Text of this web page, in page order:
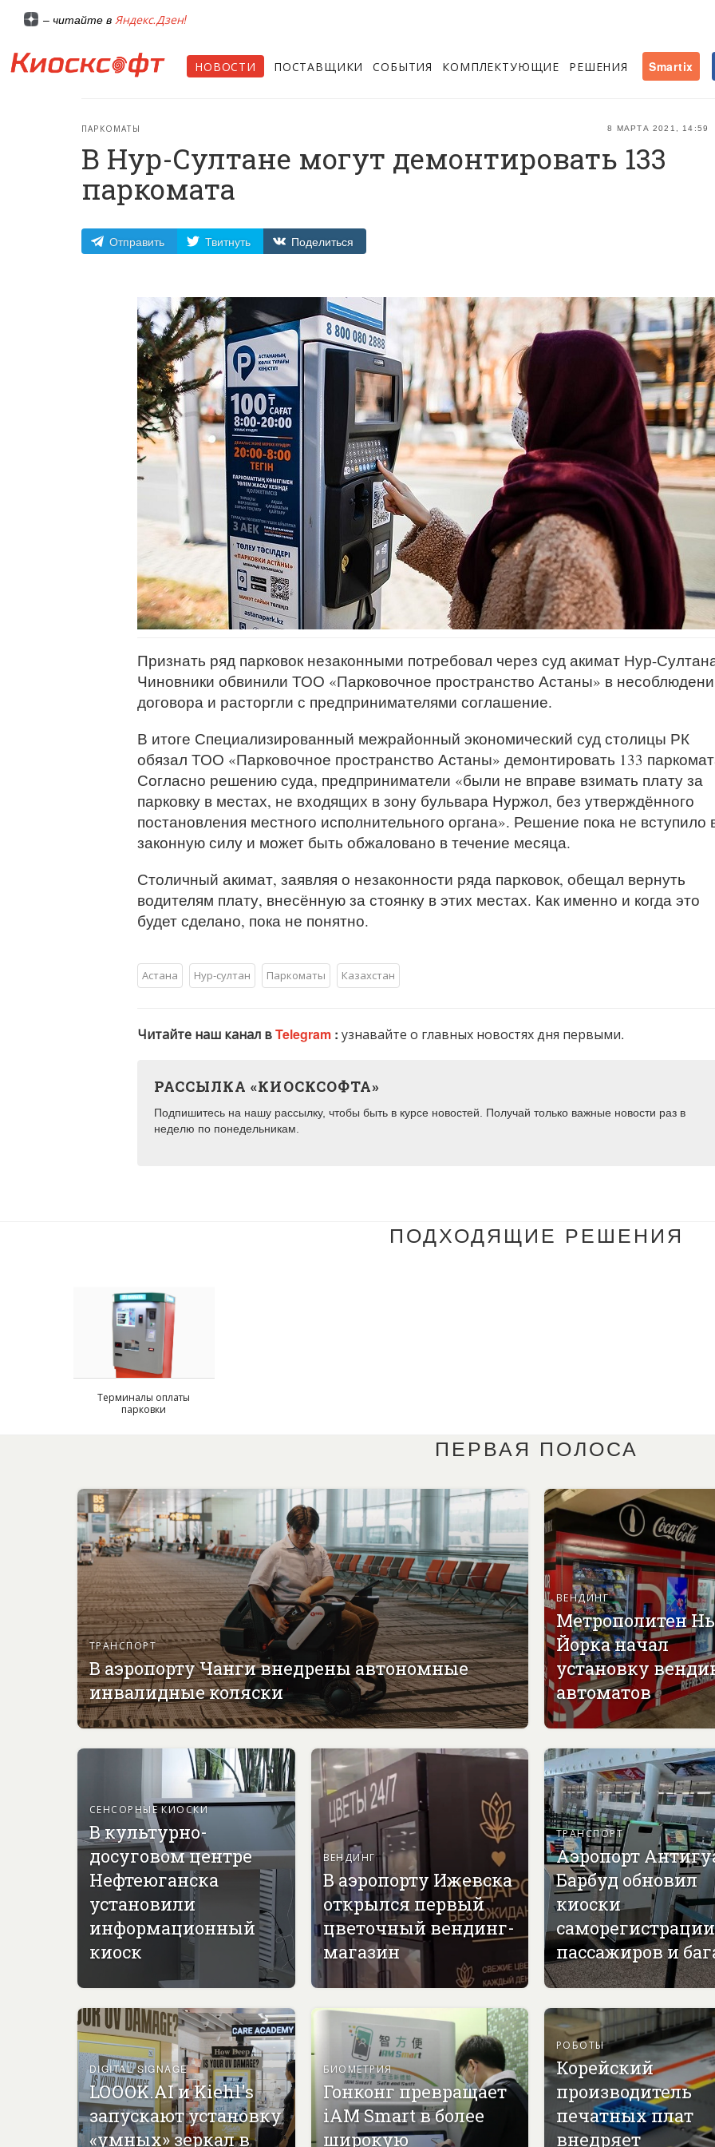
– читайте в Яндекс.Дзен!
НОВОСТИ ПОСТАВЩИКИ СОБЫТИЯ КОМПЛЕКТУЮЩИЕ РЕШЕНИЯ Smartix
8 МАРТА 2021, 14:59
ПАРКОМАТЫ
В Нур-Султане могут демонтировать 133
паркомата
Отправить Твитнуть Поделиться
Признать ряд парковок незаконными потребовал через суд акимат Нур-
Чиновники обвинили ТОО «Парковочное пространство Астаны» в
договора и расторгли с предпринимателями соглашение.
В итоге Специализированный межрайонный экономический суд столицы РК
обязал ТОО «Парковочное пространство Астаны» демонтировать 133
Согласно решению суда, предприниматели «были не вправе взимать плату за
парковку в местах, не входящих в зону бульвара Нуржол, без утверждённого
постановления местного исполнительного органа». Решение пока не вступило
законную силу и может быть обжаловано в течение месяца.
Столичный акимат, заявляя о незаконности ряда парковок, обещал вернуть
водителям плату, внесённую за стоянку в этих местах. Как именно и когда это
будет сделано, пока не понятно.
Астана Нур-султан Паркоматы Казахстан
Читайте наш канал вTelegram : узнавайте о главных новостях дня первыми.
РАССЫЛКА «КИОСКСОФТА»
Подпишитесь на нашу рассылку, чтобы быть в курсе новостей. Получай только важные новости раз в
неделю по понедельникам.
ПОДХОДЯЩИЕ РЕШЕНИЯ
Терминалы оплаты
парковки
ПЕРВАЯ ПОЛОСА
ТРАНСПОРТ
В аэропорту Чанги внедрены автономные
инвалидные коляски
ВЕНДИНГ
Метрополитен
Йорка начал
установку
автоматов
СЕНСОРНЫЕ КИОСКИ
В культурно-
досуговом центре
Нефтеюганска
установили
информационный
киоск
ВЕНДИНГ
В аэропорту Ижевска
открылся первый
цветочный вендинг-
магазин
ТРАНСПОРТ
Аэропорт
Барбуд обновил
киоски
саморегистрации
пассажиров и
DIGITAL SIGNAGE
LOOOK.AI и Kiehl's
запускают установку
«умных» зеркал в
БИОМЕТРИЯ
Гонконг превращает
iAM Smart в более
широкую
РОБОТЫ
Корейский
производитель
печатных плат
внедряет